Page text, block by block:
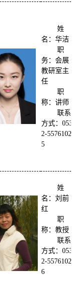
姓
名：华洁
职
务： 会展
教研室主
任
职
称：讲师
联系
方式：053
2-5576102
5
姓
名：刘前
红
职
称：教授
联系
方式：053
2-5576102
6